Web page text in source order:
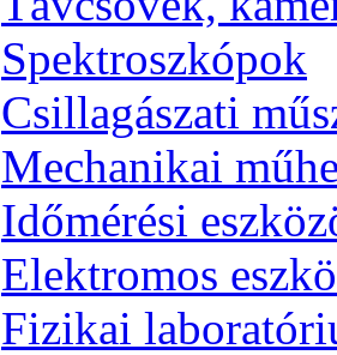
Spekt­rosz­kó­pok
Csil­la­gá­sza­ti
Me­cha­ni­kai
Idő­mé­ré­si
Elekt­ro­mos
Fi­zi­kai